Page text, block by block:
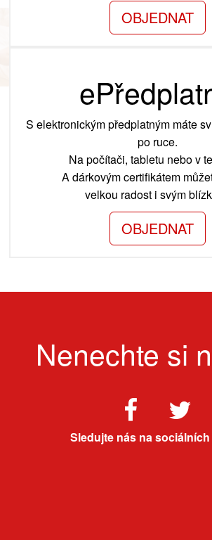
OBJEDNAT
S elektronickým předplatným máte
po ruce.
Na počítači, tabletu nebo v
A dárkovým certifikátem
velkou radost i svým
OBJEDNAT
Nenechte si
Sledujte nás na